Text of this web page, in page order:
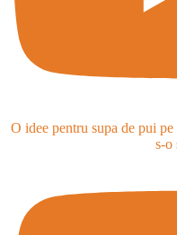
O idee pentru supa de pui
s-o